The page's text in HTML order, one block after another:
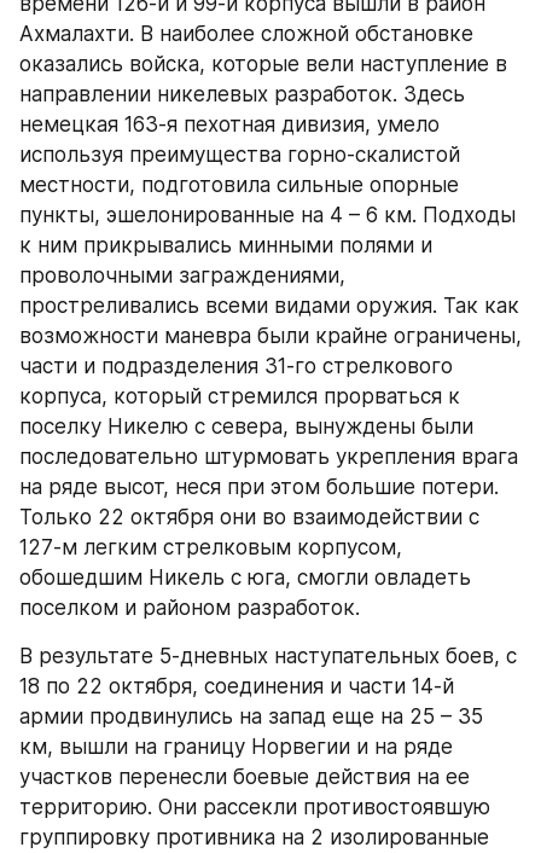
Ахмалахти. В наиболее сложной обстановке
оказались войска, которые вели наступление в
направлении никелевых разработок. Здесь
немецкая 163-я пехотная дивизия, умело
используя преимущества горно-скалистой
местности, подготовила сильные опорные
пункты, эшелонированные на 4 – 6 км. Подходы
к ним прикрывались минными полями и
проволочными заграждениями,
простреливались всеми видами оружия. Так как
возможности маневра были крайне ограничены,
части и подразделения 31-го стрелкового
корпуса, который стремился прорваться к
поселку Никелю с севера, вынуждены были
последовательно штурмовать укрепления врага
на ряде высот, неся при этом большие потери.
Только 22 октября они во взаимодействии с
127-м легким стрелковым корпусом,
обошедшим Никель с юга, смогли овладеть
поселком и районом разработок.
В результате 5-дневных наступательных боев, с
18 по 22 октября, соединения и части 14-й
армии продвинулись на запад еще на 25 – 35
км, вышли на границу Норвегии и на ряде
участков перенесли боевые действия на ее
территорию. Они рассекли противостоявшую
группировку противника на 2 изолированные